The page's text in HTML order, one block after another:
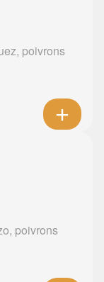
poivrons
poivrons